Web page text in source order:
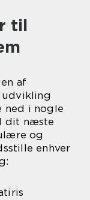
til
af
udvikling
ned i nogle
dit næste
og
enhver